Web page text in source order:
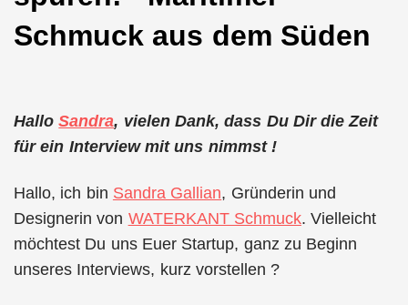
Schmuck aus dem Süden
HalloSandra, vielen Dank, dass Du Dir die Zeit
für ein Interview mit uns nimmst !
Hallo, ich bin Sandra Gallian, Gründerin und
Designerin von WATERKANT Schmuck. Vielleicht
möchtest Du uns Euer Startup, ganz zu Beginn
unseres Interviews, kurz vorstellen ?